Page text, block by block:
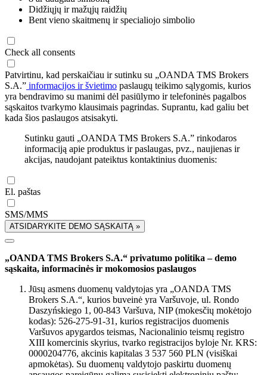
Didžiųjų ir mažųjų raidžių
Bent vieno skaitmenų ir specialiojo simbolio
Check all consents
Patvirtinu, kad perskaičiau ir sutinku su „OANDA TMS Brokers
S.A.” informacijos ir švietimo paslaugų teikimo sąlygomis, kurios
yra bendravimo su manimi dėl pasiūlymo ir telefoninės pagalbos
sąskaitos tvarkymo klausimais pagrindas. Suprantu, kad galiu bet
kada šios paslaugos atsisakyti.
Sutinku gauti „OANDA TMS Brokers S.A.” rinkodaros
informaciją apie produktus ir paslaugas, pvz., naujienas ir
akcijas, naudojant pateiktus kontaktinius duomenis:
El. paštas
SMS/MMS
ATSIDARYKITE DEMO SĄSKAITĄ »
„OANDA TMS Brokers S.A.“ privatumo politika – demo
sąskaita, informacinės ir mokomosios paslaugos
Jūsų asmens duomenų valdytojas yra „OANDA TMS
Brokers S.A.“, kurios buveinė yra Varšuvoje, ul. Rondo
Daszyńskiego 1, 00-843 Varšuva, NIP (mokesčių mokėtojo
kodas): 526-275-91-31, kurios registracijos duomenis
Varšuvos apygardos teismas, Nacionalinio teismų registro
XIII komercinis skyrius, tvarko registracijos byloje Nr. KRS:
0000204776, akcinis kapitalas 3 537 560 PLN (visiškai
apmokėtas). Su duomenų valdytojo paskirtu duomenų